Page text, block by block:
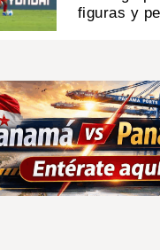
figuras y